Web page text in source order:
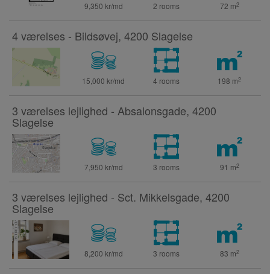
9,350 kr/md 2 rooms 72 m2
4 værelses - Bildsøvej, 4200 Slagelse
15,000 kr/md 4 rooms 198 m2
3 værelses lejlighed - Absalonsgade, 4200
Slagelse
7,950 kr/md 3 rooms 91 m2
3 værelses lejlighed - Sct. Mikkelsgade, 4200
Slagelse
8,200 kr/md 3 rooms 83 m2